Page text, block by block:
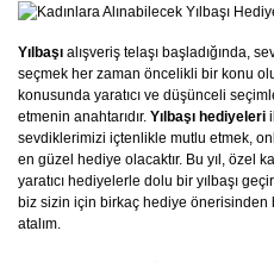
Yılbaşı alışveriş telaşı başladığında,
seçmek her zaman öncelikli bir konu
konusunda yaratıcı ve düşünceli
etmenin anahtarıdır. Yılbaşı hediyeleri
sevdiklerimizi içtenlikle mutlu etmek,
en güzel hediye olacaktır. Bu yıl, özel
yaratıcı hediyelerle dolu bir yılbaşı
biz sizin için birkaç hediye
atalım.